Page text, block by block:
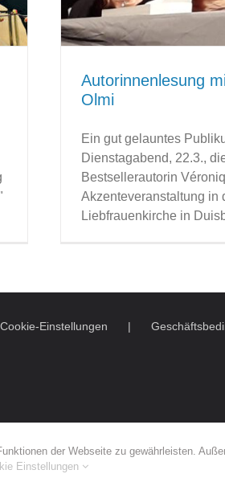
Autorinnenlesung
Olmi
Ein gut gelauntes
Dienstagabend, 22.3.,
Bestsellerautorin
Akzenteveranstaltung in
Liebfrauenkirche in
Cookie-Einstellungen
Duisburg e.V.
der Webseite zu gewährleisten.
Einstellungen